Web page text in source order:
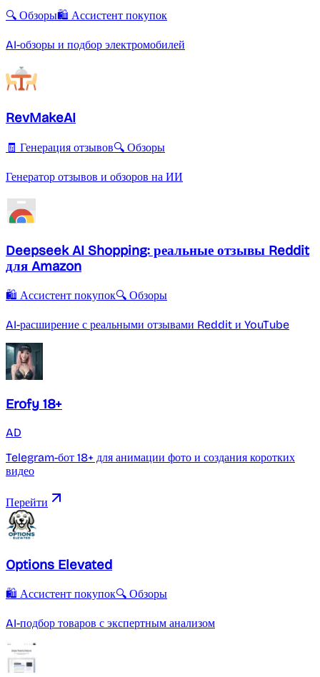
🔍 Обзоры🛍️ Ассистент покупок
AI-обзоры и подбор электромобилей
RevMakeAI
🧾 Генерация отзывов🔍 Обзоры
Генератор отзывов и обзоров на ИИ
Deepseek AI Shopping: реальные отзывы Reddit
для Amazon
🛍️ Ассистент покупок🔍 Обзоры
AI-расширение с реальными отзывами Reddit и YouTube
Erofy 18+
AD
Telegram-бот 18+ для анимации фото и создания коротких
видео
Перейти
Options Elevated
🛍️ Ассистент покупок🔍 Обзоры
AI-подбор товаров с экспертным анализом